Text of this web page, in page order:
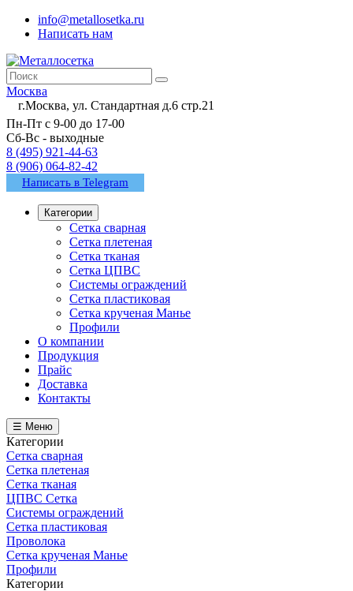
info@metallosetka.ru
Написать нам
Москва
г.Москва, ул. Стандартная д.6 стр.21
Пн-Пт с 9-00 до 17-00
Сб-Вс - выходные
8 (495) 921-44-63
8 (906) 064-82-42
Написать в Telegram
Категории
Сетка сварная
Сетка плетеная
Сетка тканая
Сетка ЦПВС
Системы ограждений
Сетка пластиковая
Сетка крученая Манье
Профили
О компании
Продукция
Прайс
Доставка
Контакты
☰ Меню
Категории
Сетка сварная
Сетка плетеная
Сетка тканая
ЦПВС Сетка
Системы ограждений
Сетка пластиковая
Проволока
Сетка крученая Манье
Профили
Категории